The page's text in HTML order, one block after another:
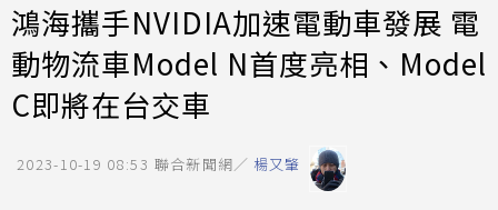
鴻海攜手NVIDIA加速電動車發展 電
動物流車Model N首度亮相、Model
C即將在台交車
2023-10-19 08:53 聯合新聞網／ 楊又肇